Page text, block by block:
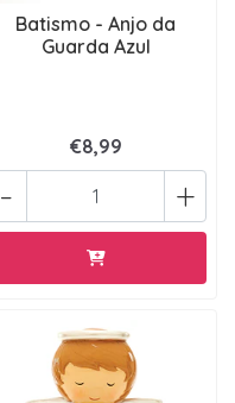
Batismo - Anjo da
Guarda Azul
€8,99
+
-